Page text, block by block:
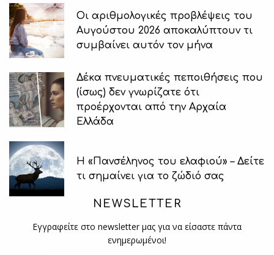
Οι αριθμολογικές προβλέψεις του
Αυγούστου 2026 αποκαλύπτουν τι
συμβαίνει αυτόν τον μήνα
Δέκα πνευματικές πεποιθήσεις που
(ίσως) δεν γνωρίζατε ότι
προέρχονται από την Αρχαία
Ελλάδα
Η «Πανσέληνος του ελαφιού» – Δείτε
τι σημαίνει για το ζώδιό σας
NEWSLETTER
Εγγραφείτε στο newsletter μας για να είσαστε πάντα
ενημερωμένοι!